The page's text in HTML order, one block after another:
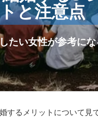
トと注意点
たい女性が参考にな
するメリットについて見